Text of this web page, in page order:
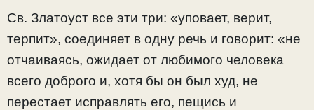
Св. Златоуст все эти три: «уповает, верит,
терпит», соединяет в одну речь и говорит: «не
отчаиваясь, ожидает от любимого человека
всего доброго и, хотя бы он был худ, не
перестает исправлять его, пещись и